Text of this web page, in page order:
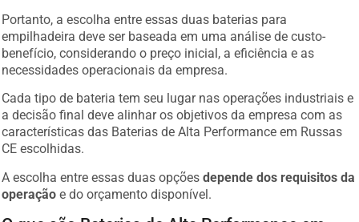
Portanto, a escolha entre essas duas baterias para
empilhadeira deve ser baseada em uma análise de custo-
benefício, considerando o preço inicial, a eficiência e as
necessidades operacionais da empresa.
Cada tipo de bateria tem seu lugar nas operações industriais e
a decisão final deve alinhar os objetivos da empresa com as
características das Baterias de Alta Performance em Russas
CE escolhidas.
A escolha entre essas duas opçõesdepende dos requisitos da
operação e do orçamento disponível.